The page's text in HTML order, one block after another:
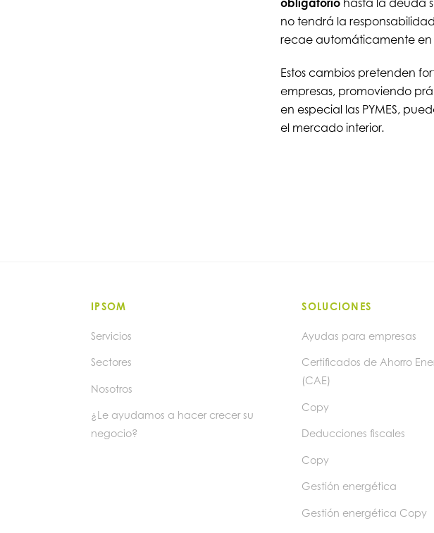
obligatoriohasta la deuda
no tendrá la
recae automáticamente en
Estos cambios pretenden
empresas, promoviendo
en especial las PYMES,
el mercado interior.
IPSOM
Servicios
Sectores
Nosotros
¿Le ayudamos a hacer crecer su
negocio?
SOLUCIONES
Ayudas para empresas
Certificados de Ahorro
(CAE)
Copy
Deducciones fiscales
Copy
Gestión energética
Gestión energética Copy